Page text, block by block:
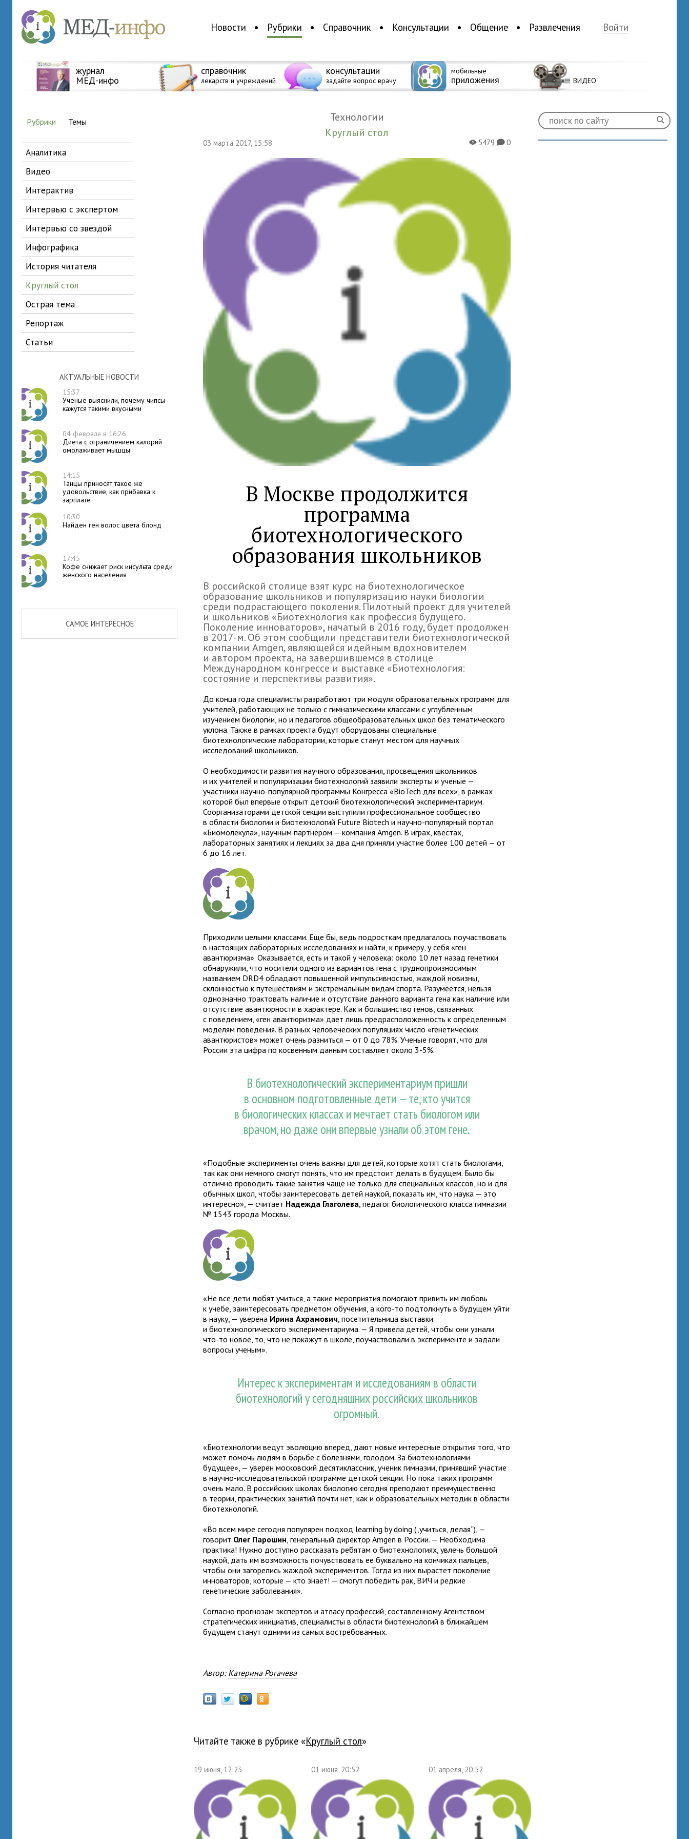
Новости Рубрики Справочник Консультации Общение Развлечения Войти
журнал
МЕД-инфо
справочник
лекарств и учреждений
консультации
задайте вопрос врачу
мобильные
приложения ВИДЕО
Рубрики Темы
аналитика
видео
интерактив
интервью с экспертом
интервью со звездой
инфографика
история читателя
круглый стол
острая тема
репортаж
статьи
АКТУАЛЬНЫЕ НОВОСТИ
15:37
Ученые выяснили, почему чипсы
кажутся такими вкусными
04 февраля в 16:26
Диета с ограничением калорий
омолаживает мышцы
14:15
Танцы приносят такое же
удовольствие, как прибавка к
зарплате
10:30
Найден ген волос цвета блонд
17:45
Кофе снижает риск инсульта среди
женского населения
САМОЕ ИНТЕРЕСНОЕ
Технологии
Круглый стол
03 марта 2017, 15:58 X5479K0
В Москве продолжится
программа
биотехнологического
образования школьников
В российской столице взят курс на биотехнологическое
образование школьников и популяризацию науки биологии
среди подрастающего поколения. Пилотный проект для учителей
и школьников «Биотехнология как профессия будущего.
Поколение инноваторов», начатый в 2016 году, будет продолжен
в 2017-м. Об этом сообщили представители биотехнологической
компании Amgen, являющейся идейным вдохновителем
и автором проекта, на завершившемся в столице
Международном конгрессе и выставке «Биотехнология:
состояние и перспективы развития».
До конца года специалисты разработают три модуля образовательных программ для
учителей, работающих не только с гимназическими классами с углубленным
изучением биологии, но и педагогов общеобразовательных школ без тематического
уклона. Также в рамках проекта будут оборудованы специальные
биотехнологические лаборатории, которые станут местом для научных
исследований школьников.
О необходимости развития научного образования, просвещения школьников
и их учителей и популяризации биотехнологий заявили эксперты и ученые —
участники научно-популярной программы Конгресса «BioTech для всех», в рамках
которой был впервые открыт детский биотехнологический экспериментариум.
Соорганизаторами детской секции выступили профессиональное сообщество
в области биологии и биотехнологий Future Biotech и научно-популярный портал
«Биомолекула», научным партнером — компания Amgen. В играх, квестах,
лабораторных занятиях и лекциях за два дня приняли участие более 100 детей — от
6 до 16 лет.
Приходили целыми классами. Еще бы, ведь подросткам предлагалось поучаствовать
в настоящих лабораторных исследованиях и найти, к примеру, у себя «ген
авантюризма». Оказывается, есть и такой у человека: около 10 лет назад генетики
обнаружили, что носители одного из вариантов гена с труднопроизносимым
названием DRD4 обладают повышенной импульсивностью, жаждой новизны,
склонностью к путешествиям и экстремальным видам спорта. Разумеется, нельзя
однозначно трактовать наличие и отсутствие данного варианта гена как наличие или
отсутствие авантюрности в характере. Как и большинство генов, связанных
с поведением, «ген авантюризма» дает лишь предрасположенность к определенным
моделям поведения. В разных человеческих популяциях число «генетических
авантюристов» может очень разниться — от 0 до 78%. Ученые говорят, что для
России эта цифра по косвенным данным составляет около 3-5%.
В биотехнологический экспериментариум пришли
в основном подготовленные дети — те, кто учится
в биологических классах и мечтает стать биологом или
врачом, но даже они впервые узнали об этом гене.
«Подобные эксперименты очень важны для детей, которые хотят стать биологами,
так как они немного смогут понять, что им предстоит делать в будущем. Было бы
отлично проводить такие занятия чаще не только для специальных классов, но и для
обычных школ, чтобы заинтересовать детей наукой, показать им, что наука — это
интересно», — считает Надежда Глаголева, педагог биологического класса гимназии
№ 1543 города Москвы.
«Не все дети любят учиться, а такие мероприятия помогают привить им любовь
к учебе, заинтересовать предметом обучения, а кого-то подтолкнуть в будущем уйти
в науку, — уверена Ирина Ахрамович, посетительница выставки
и биотехнологического экспериментариума. — Я привела детей, чтобы они узнали
что-то новое, то, что не покажут в школе, поучаствовали в эксперименте и задали
вопросы ученым».
Интерес к экспериментам и исследованиям в области
биотехнологий у сегодняшних российских школьников
огромный.
«Биотехнологии ведут эволюцию вперед, дают новые интересные открытия того, что
может помочь людям в борьбе с болезнями, голодом. За биотехнологиями
будущее», — уверен московский десятиклассник, ученик гимназии, принявший участие
в научно-исследовательской программе детской секции. Но пока таких программ
очень мало. В российских школах биологию сегодня преподают преимущественно
в теории, практических занятий почти нет, как и образовательных методик в области
биотехнологий.
«Во всем мире сегодня популярен подход learning by doing („учиться, делая“), —
говорит Олег Парошин, генеральный директор Amgen в России. — Необходима
практика! Нужно доступно рассказать ребятам о биотехнологиях, увлечь большой
наукой, дать им возможность почувствовать ее буквально на кончиках пальцев,
чтобы они загорелись жаждой экспериментов. Тогда из них вырастет поколение
инноваторов, которые — кто знает! — смогут победить рак, ВИЧ и редкие
генетические заболевания».
Согласно прогнозам экспертов и атласу профессий, составленному Агентством
стратегических инициатив, специалисты в области биотехнологий в ближайшем
будущем станут одними из самых востребованных.
Автор: Катерина Рогачева
Читайте также в рубрике « Круглый стол»
19 июня, 12:23 01 июня, 20:52 01 апреля, 20:52